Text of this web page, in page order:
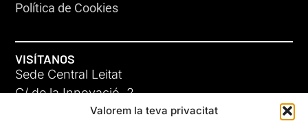
Valorem la teva privacitat
Política de Cookies
VISÍTANOS
Sede Central Leitat
C/ de la Innovació, 2
08225 Terrassa, (Barcelona)